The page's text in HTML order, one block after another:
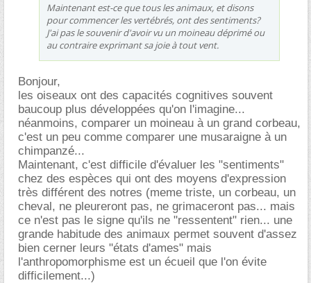
Maintenant est-ce que tous les animaux, et disons
pour commencer les vertébrés, ont des sentiments?
J'ai pas le souvenir d'avoir vu un moineau déprimé ou
au contraire exprimant sa joie à tout vent.
Bonjour,
les oiseaux ont des capacités cognitives souvent
baucoup plus développées qu'on l'imagine...
néanmoins, comparer un moineau à un grand corbeau,
c'est un peu comme comparer une musaraigne à un
chimpanzé...
Maintenant, c'est difficile d'évaluer les "sentiments"
chez des espèces qui ont des moyens d'expression
très différent des notres (meme triste, un corbeau, un
cheval, ne pleureront pas, ne grimaceront pas... mais
ce n'est pas le signe qu'ils ne "ressentent" rien... une
grande habitude des animaux permet souvent d'assez
bien cerner leurs "états d'ames" mais
l'anthropomorphisme est un écueil que l'on évite
difficilement...)